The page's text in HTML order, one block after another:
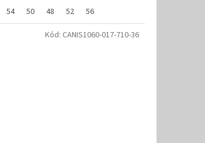
54 50 48 52 56
Kód: CANIS1060-017-710-36